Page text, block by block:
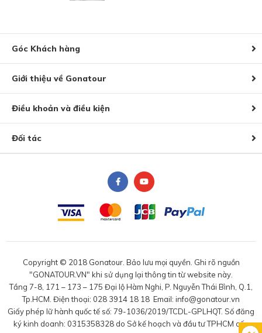
Góc Khách hàng
Giới thiệu về Gonatour
Điều khoản và điều kiện
Đối tác
Copyright © 2018 Gonatour. Bảo lưu mọi quyền. Ghi rõ nguồn
"GONATOUR.VN" khi sử dụng lại thông tin từ website này.
Tầng 7-8, 171 – 173 – 175 Đại lộ Hàm Nghi, P. Nguyễn Thái Bình, Q.1,
Tp.HCM. Điện thoại: 028 3914 18 18 Email: info@gonatour.vn
Giấy phép lữ hành quốc tế số: 79-1036/2019/TCDL-GPLHQT. Số đăng
ký kinh doanh: 0315358328 do Sở kế hoạch và đầu tư TPHCM cấp